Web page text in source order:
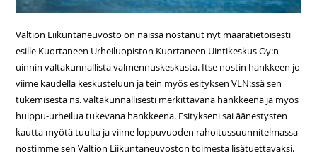
Valtion Liikuntaneuvosto on näissä nostanut nyt määrätietoisesti
esille Kuortaneen Urheiluopiston Kuortaneen Uintikeskus Oy:n
uinnin valtakunnallista valmennuskeskusta. Itse nostin hankkeen jo
viime kaudella keskusteluun ja tein myös esityksen VLN:ssä sen
tukemisesta ns. valtakunnallisesti merkittävänä hankkeena ja myös
huippu-urheilua tukevana hankkeena. Esitykseni sai äänestysten
kautta myötä tuulta ja viime loppuvuoden rahoitussuunnitelmassa
nostimme sen Valtion Liikuntaneuvoston toimesta lisätuettavaksi.